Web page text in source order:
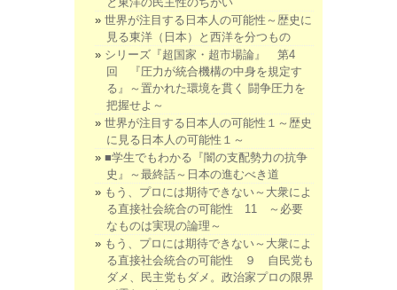
世界が注目する日本人の可能性～歴史に
見る東洋（日本）と西洋を分つもの
シリーズ『超国家・超市場論』 第4
回 『圧力が統合機構の中身を規定す
る』～置かれた環境を貫く 闘争圧力を
把握せよ～
世界が注目する日本人の可能性１～歴史
に見る日本人の可能性１～
■学生でもわかる『闇の支配勢力の抗争
史』～最終話～日本の進むべき道
もう、プロには期待できない～大衆によ
る直接社会統合の可能性 11 ～必要
なものは実現の論理～
もう、プロには期待できない～大衆によ
る直接社会統合の可能性 ９ 自民党も
ダメ、民主党もダメ。政治家プロの限界